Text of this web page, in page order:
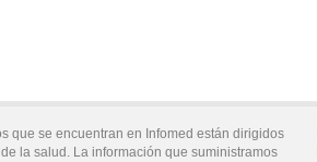
que se encuentran en Infomed están dirigidos
la salud. La información que suministramos